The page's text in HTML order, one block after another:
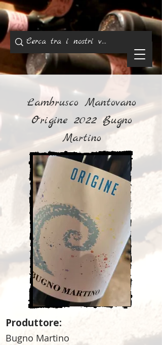
Lambrusco Mantovano
Origine 2022 Bugno
Martino
Produttore:
Bugno Martino